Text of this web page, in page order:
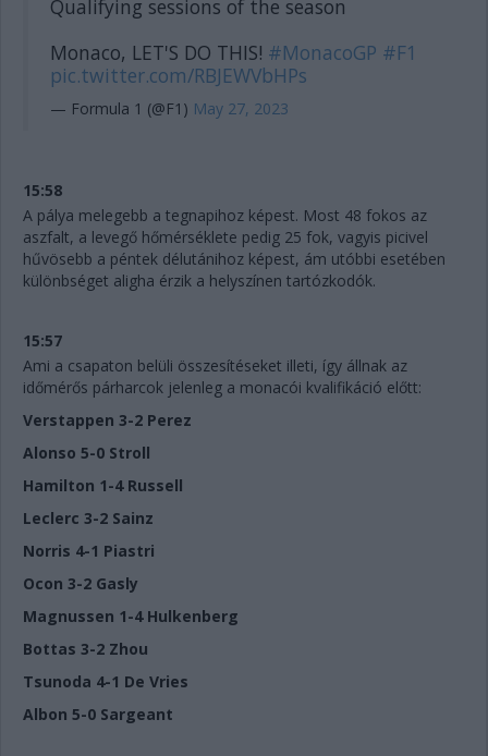
Qualifying sessions of the season
Monaco, LET'S DO THIS! #MonacoGP #F1
pic.twitter.com/RBJEWVbHPs
— Formula 1 (@F1) May 27, 2023
15:58
A pálya melegebb a tegnapihoz képest. Most 48 fokos az
aszfalt, a levegő hőmérséklete pedig 25 fok, vagyis picivel
hűvösebb a péntek délutánihoz képest, ám utóbbi esetében
különbséget aligha érzik a helyszínen tartózkodók.
15:57
Ami a csapaton belüli összesítéseket illeti, így állnak az
időmérős párharcok jelenleg a monacói kvalifikáció előtt:
Verstappen 3-2 Perez
Alonso 5-0 Stroll
Hamilton 1-4 Russell
Leclerc 3-2 Sainz
Norris 4-1 Piastri
Ocon 3-2 Gasly
Magnussen 1-4 Hulkenberg
Bottas 3-2 Zhou
Tsunoda 4-1 De Vries
Albon 5-0 Sargeant